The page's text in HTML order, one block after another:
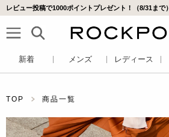
レビュー投稿で1000ポイントプレゼント！（8/31まで）
新着 メンズ レディース
TOP 商品一覧